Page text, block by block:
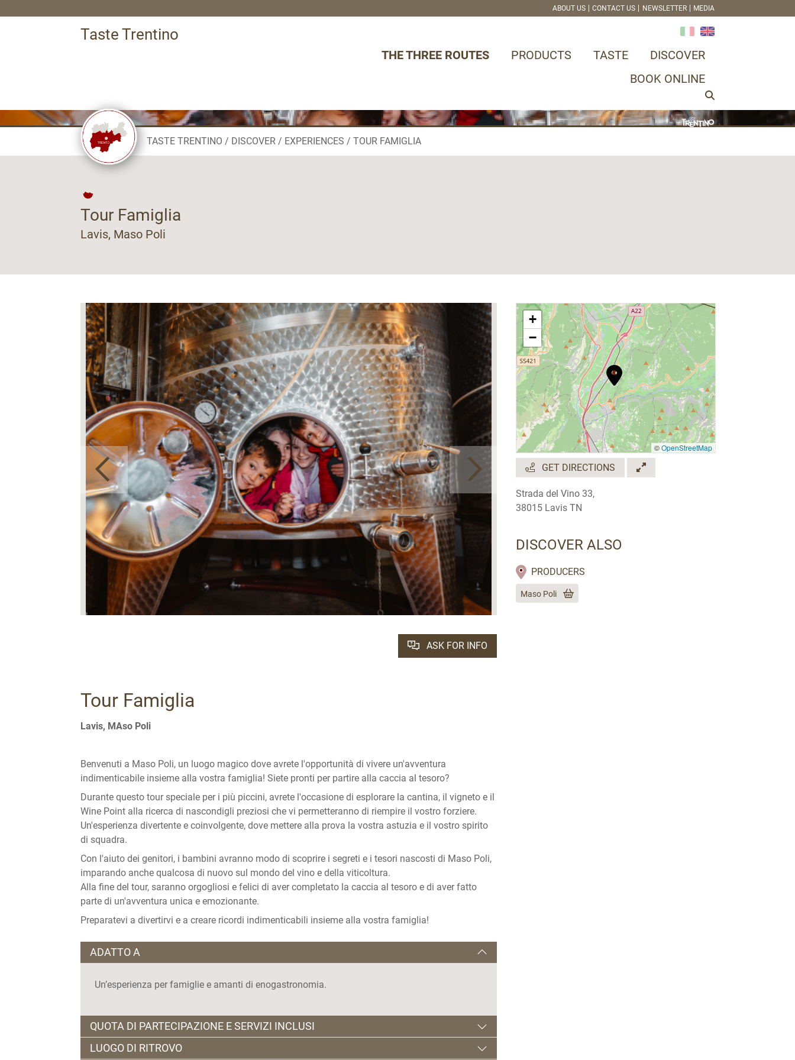
ABOUT US CONTACT US NEWSLETTER MEDIA
Taste Trentino
THE THREE ROUTES PRODUCTS TASTE
DISCOVER
BOOK ONLINE
TASTE TRENTINO DISCOVER EXPERIENCES TOUR FAMIGLIA
Tour Famiglia
Lavis, Maso Poli
ASK FOR INFO
Tour Famiglia
Lavis, MAso Poli
Benvenuti a Maso Poli, un luogo magico dove avrete l'opportunità di vivere un'avventura
indimenticabile insieme alla vostra famiglia! Siete pronti per partire alla caccia al tesoro?
Durante questo tour speciale per i più piccini, avrete l'occasione di esplorare la cantina, il vigneto e il
Wine Point alla ricerca di nascondigli preziosi che vi permetteranno di riempire il vostro forziere.
Un'esperienza divertente e coinvolgente, dove mettere alla prova la vostra astuzia e il vostro spirito
di squadra.
Con l'aiuto dei genitori, i bambini avranno modo di scoprire i segreti e i tesori nascosti di Maso Poli,
imparando anche qualcosa di nuovo sul mondo del vino e della viticoltura.
Alla fine del tour, saranno orgogliosi e felici di aver completato la caccia al tesoro e di aver fatto
parte di un'avventura unica e emozionante.
Preparatevi a divertirvi e a creare ricordi indimenticabili insieme alla vostra famiglia!
ADATTO A
Un’esperienza per famiglie e amanti di enogastronomia.
QUOTA DI PARTECIPAZIONE E SERVIZI INCLUSI
LUOGO DI RITROVO
+
−
©OpenStreetMap
GET DIRECTIONS
Strada del Vino 33,
38015 Lavis TN
DISCOVER ALSO
PRODUCERS
Maso Poli